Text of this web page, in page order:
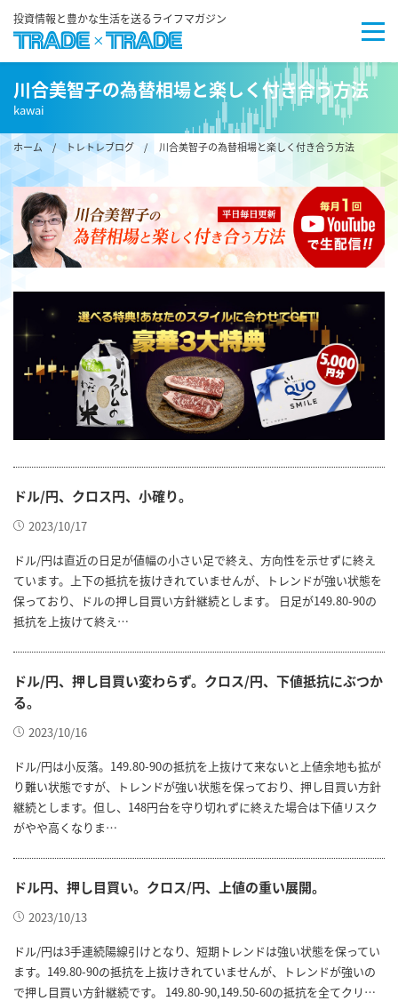
投資情報と豊かな生活を送るライフマガジン
川合美智子の為替相場と楽しく付き合う方法
kawai
ホーム/ トレトレブログ / 川合美智子の為替相場と楽しく付き合う方法
ドル/円、クロス円、小確り。
2023/10/17
ドル/円は直近の日足が値幅の小さい足で終え、方向性を示せずに終え
ています。上下の抵抗を抜けきれていませんが、トレンドが強い状態を
保っており、ドルの押し目買い方針継続とします。 日足が149.80-90の
抵抗を上抜けて終え…
ドル/円、押し目買い変わらず。クロス/円、下値抵抗にぶつか
る。
2023/10/16
ドル/円は小反落。149.80-90の抵抗を上抜けて来ないと上値余地も拡が
り難い状態ですが、トレンドが強い状態を保っており、押し目買い方針
継続とします。但し、148円台を守り切れずに終えた場合は下値リスク
がやや高くなりま…
ドル円、押し目買い。クロス/円、上値の重い展開。
2023/10/13
ドル/円は3手連続陽線引けとなり、短期トレンドは強い状態を保ってい
ます。149.80-90の抵抗を上抜けきれていませんが、トレンドが強いの
で押し目買い方針継続です。 149.80-90,149.50-60の抵抗を全てクリ…